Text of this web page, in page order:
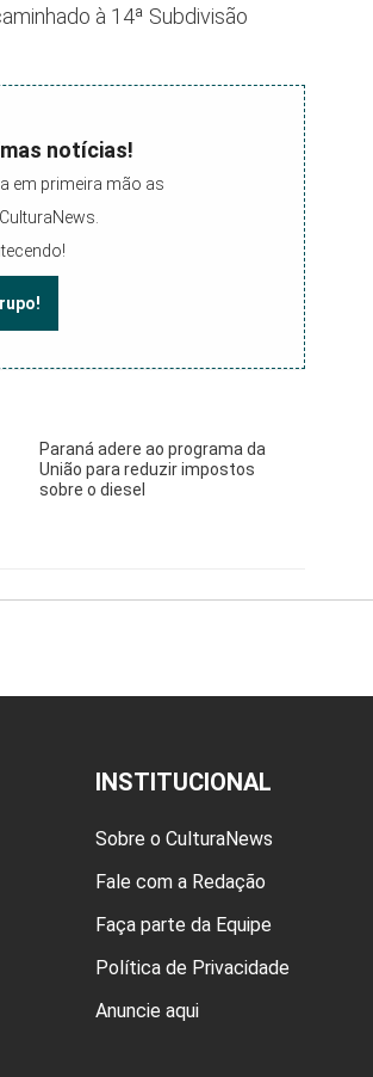
à 14ª Subdivisão
notícias!
em primeira mão as
Paraná adere ao programa da
União para reduzir impostos
sobre o diesel
INSTITUCIONAL
Sobre o CulturaNews
Fale com a Redação
Faça parte da Equipe
Política de Privacidade
Anuncie aqui